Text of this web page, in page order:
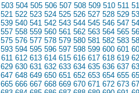
503 504 505 506 507 508 509 510 511
521 522 523 524 525 526 527 528 529
539 540 541 542 543 544 545 546 547
557 558 559 560 561 562 563 564 565
575 576 577 578 579 580 581 582 583
593 594 595 596 597 598 599 600 601
611 612 613 614 615 616 617 618 619
629 630 631 632 633 634 635 636 637
647 648 649 650 651 652 653 654 655
665 666 667 668 669 670 671 672 673